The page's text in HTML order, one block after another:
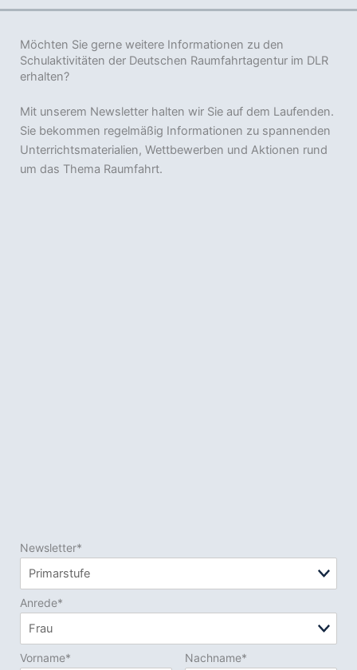
Möchten Sie gerne weitere Informationen zu den
Schulaktivitäten der Deutschen Raumfahrtagentur im DLR
erhalten?
Mit unserem Newsletter halten wir Sie auf dem Laufenden.
Sie bekommen regelmäßig Informationen zu spannenden
Unterrichtsmaterialien, Wettbewerben und Aktionen rund
um das Thema Raumfahrt.
Newsletter*
Anrede*
Vorname* Nachname*